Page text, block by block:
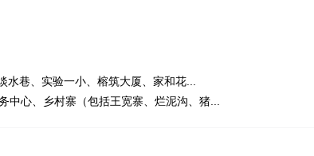
巷、实验一小、榕筑大厦、家和花...
心、乡村寨（包括王宽寨、烂泥沟、猪...